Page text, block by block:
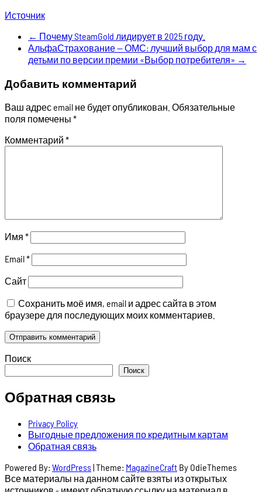
Источник
← Почему SteamGold лидирует в 2025 году.
АльфаСтрахование — ОМС: лучший выбор для мам с
детьми по версии премии «Выбор потребителя» →
Добавить комментарий
Ваш адрес email не будет опубликован. Обязательные
поля помечены *
Комментарий *
Имя *
Email*
Сайт
Сохранить моё имя, email и адрес сайта в этом
браузере для последующих моих комментариев.
Поиск
Поиск
Обратная связь
Privacy Policy
Выгодные предложения по кредитным картам
Обратная связь
Powered By: WordPress|Theme: MagazineCraft By OdieThemes
Все материалы на данном сайте взяты из открытых